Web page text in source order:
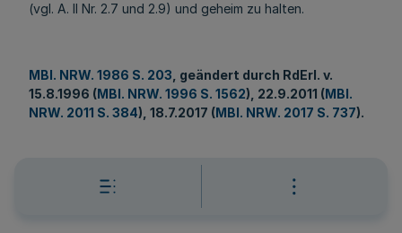
(vgl. A. II Nr. 2.7 und 2.9) und geheim zu halten.
MBl. NRW. 1986 S. 203 , geändert durch RdErl. v.
15.8.1996 (MBl. NRW. 1996 S. 1562), 22.9.2011 (MBl.
NRW. 2011 S. 384), 18.7.2017 (MBl. NRW. 2017 S. 737).